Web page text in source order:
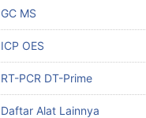
GC MS
ICP OES
RT-PCR DT-Prime
Daftar Alat Lainnya